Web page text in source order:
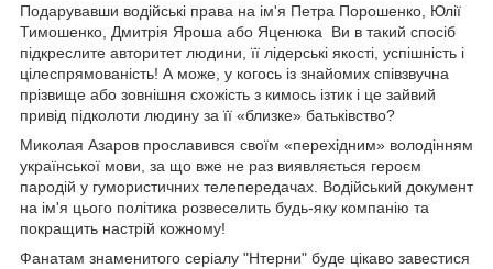
Подарувавши водійські права на ім'я Петра Порошенко, Юлії
Тимошенко, Дмитрія Яроша або Яценюка Ви в такий спосіб
підкреслите авторитет людини, її лідерські якості, успішність і
цілеспрямованість! А може, у когось із знайомих співзвучна
прізвище або зовнішня схожість з кимось ізтик і це зайвий
привід підколоти людину за її «близке» батьківство?
Миколая Азаров прославився своїм «перехідним» володінням
української мови, за що вже не раз виявляється героєм
пародій у гумористичних телепередачах. Водійський документ
на ім'я цього політика розвеселить будь-яку компанію та
покращить настрій кожному!
Фанатам знаменитого серіалу "Нтерни" буде цікаво завестися